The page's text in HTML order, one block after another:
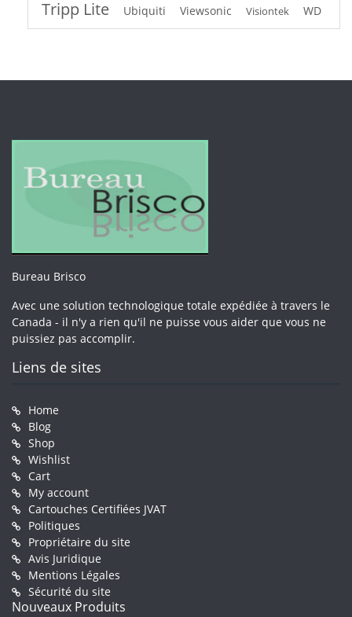
Tripp Lite Ubiquiti Viewsonic Visiontek WD
Bureau Brisco
Avec une solution technologique totale expédiée à travers le
Canada - il n'y a rien qu'il ne puisse vous aider que vous ne
puissiez pas accomplir.
Liens de sites
Home
Blog
Shop
Wishlist
Cart
My account
Cartouches Certifiées JVAT
Politiques
Propriétaire du site
Avis Juridique
Mentions Légales
Sécurité du site
Nouveaux Produits